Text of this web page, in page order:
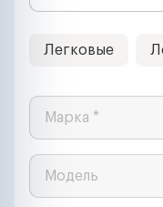
Легковые
Марка *
Модель